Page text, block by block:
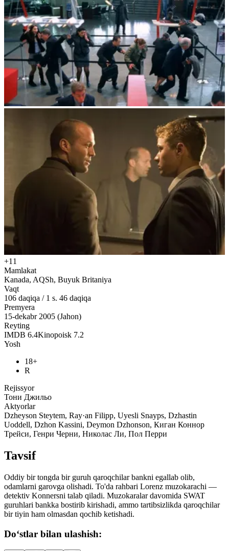
+11
Mamlakat
Kanada, AQSh, Buyuk Britaniya
Vaqt
106 daqiqa / 1 s. 46 daqiqa
Premyera
15-dekabr 2005 (Jahon)
Reyting
IMDB 6.4Kinopoisk 7.2
Yosh
18+
R
Rejissyor
Тони Джильо
Aktyorlar
Dzheyson Steytem, Ray·an Filipp, Uyesli Snayps, Dzhastin
Uoddell, Dzhon Kassini, Deymon Dzhonson, Киган Коннор
Трейси, Генри Черни, Николас Ли, Пол Перри
Tavsif
Oddiy bir tongda bir guruh qaroqchilar bankni egallab olib,
odamlarni garovga olishadi. To'da rahbari Lorenz muzokarachi —
detektiv Konnersni talab qiladi. Muzokaralar davomida SWAT
guruhlari bankka bostirib kirishadi, ammo tartibsizlikda qaroqchilar
bir tiyin ham olmasdan qochib ketishadi.
Do‘stlar bilan ulashish: